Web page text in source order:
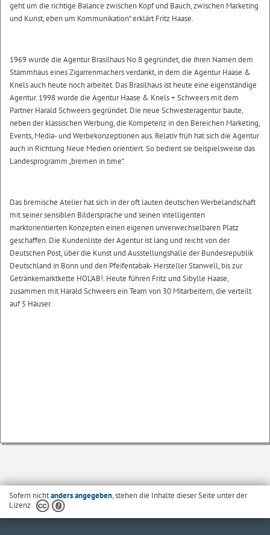
geht um die richtige Balance zwischen Kopf und Bauch, zwischen Marketing
und Kunst, eben um Kommunikation“ erklärt Fritz Haase.
1969 wurde die Agentur Brasilhaus No.8 gegründet, die ihren Namen dem
Stammhaus eines Zigarrenmachers verdankt, in dem die Agentur Haase &
Knels auch heute noch arbeitet. Das Brasilhaus ist heute eine eigenständige
Agentur. 1998 wurde die Agentur Haase & Knels + Schweers mit dem
Partner Harald Schweers gegründet. Die neue Schwesteragentur baute,
neben der klassischen Werbung, die Kompetenz in den Bereichen Marketing,
Events, Media- und Werbekonzeptionen aus. Relativ früh hat sich die Agentur
auch in Richtung Neue Medien orientiert. So bedient sie beispielsweise das
Landesprogramm „bremen in time“.
Das bremische Atelier hat sich in der oft lauten deutschen Werbelandschaft
mit seiner sensiblen Bildersprache und seinen intelligenten
marktorientierten Konzepten einen eigenen unverwechselbaren Platz
geschaffen. Die Kundenliste der Agentur ist lang und reicht von der
Deutschen Post, über die Kunst und Ausstellungshalle der Bundesrepublik
Deutschland in Bonn und den Pfeifentabak- Hersteller Stanwell, bis zur
Getränkemarktkette HOL’AB!. Heute führen Fritz und Sibylle Haase,
zusammen mit Harald Schweers ein Team von 30 Mitarbeitern, die verteilt
auf 5 Häuser.
Sofern nichtanders angegeben, stehen die Inhalte dieser Seite unter der
Lizenz